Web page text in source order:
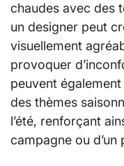
chaudes avec des
un designer peut
visuellement
provoquer
peuvent
des thèmes
l’été, renforçant
campagne ou d’un